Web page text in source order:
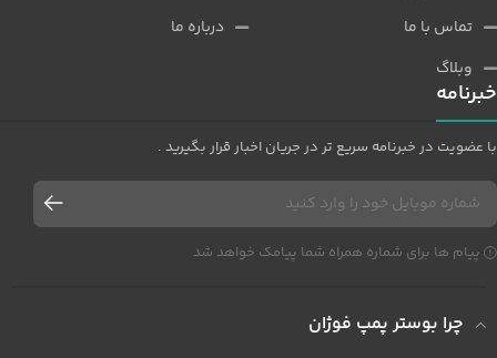
تماس با ما
وبلاگ
درباره ما
خبرنامه
با عضویت در خبرنامه سریع تر در جریان اخبار قرار بگیرید .
پیام ها برای شماره همراه شما پیامک خواهد شد
چرا بوستر پمپ فوژان